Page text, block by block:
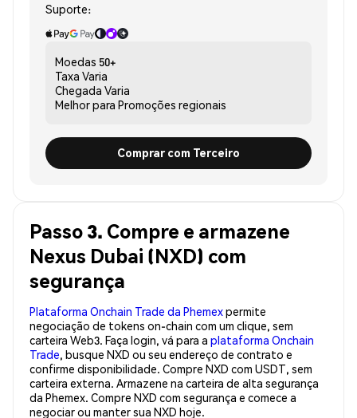
Suporte:
Moedas 50+
Taxa Varia
Chegada Varia
Melhor para Promoções regionais
Comprar com Terceiro
Passo 3. Compre e armazene
Nexus Dubai (NXD) com
segurança
Plataforma Onchain Trade da Phemexpermite
negociação de tokens on-chain com um clique, sem
carteira Web3. Faça login, vá para a plataforma Onchain
Trade, busque NXD ou seu endereço de contrato e
confirme disponibilidade. Compre NXD com USDT, sem
carteira externa. Armazene na carteira de alta segurança
da Phemex. Compre NXD com segurança e comece a
negociar ou manter sua NXD hoje.